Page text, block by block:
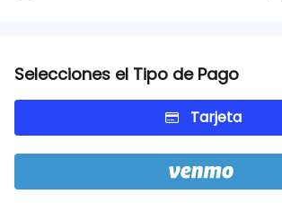
Selecciones el Tipo de Pago
Tarjeta